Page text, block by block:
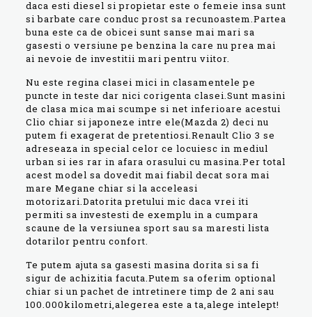
daca esti diesel si propietar este o femeie insa sunt
si barbate care conduc prost sa recunoastem.Partea
buna este ca de obicei sunt sanse mai mari sa
gasesti o versiune pe benzina la care nu prea mai
ai nevoie de investitii mari pentru viitor.
Nu este regina clasei mici in clasamentele pe
puncte in teste dar nici corigenta clasei.Sunt masini
de clasa mica mai scumpe si net inferioare acestui
Clio chiar si japoneze intre ele(Mazda 2) deci nu
putem fi exagerat de pretentiosi.Renault Clio 3 se
adreseaza in special celor ce locuiesc in mediul
urban si ies rar in afara orasului cu masina.Per total
acest model sa dovedit mai fiabil decat sora mai
mare Megane chiar si la acceleasi
motorizari.Datorita pretului mic daca vrei iti
permiti sa investesti de exemplu in a cumpara
scaune de la versiunea sport sau sa maresti lista
dotarilor pentru confort.
Te putem ajuta sa gasesti masina dorita si sa fi
sigur de achizitia facuta.Putem sa oferim optional
chiar si un pachet de intretinere timp de 2 ani sau
100.000kilometri,alegerea este a ta,alege intelept!